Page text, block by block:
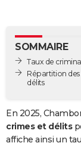
GUIDES D'ACHAT
BONS PLANS
CARTE DE VOEUX
Carte de Noël
Carte Bonne année
Carte Saint-Valentin
Carte Pâques
Carte d'anniversaire
DICTIONNAIRE
Dictionnaire
Biographies
Citations
Expressions
Proverbes
PROGRAMME TV
SOMMAIRE
Taux de
Répartition des
délits
En 2025,
crimes et délits
affiche ainsi un